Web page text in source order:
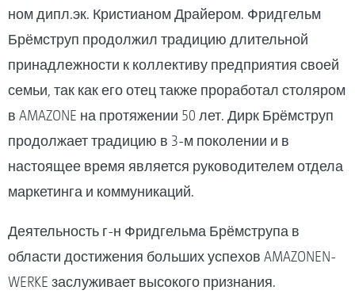
ном дипл.эк. Кристианом Драйером. Фридгельм
Брёмструп продолжил традицию длительной
принадлежности к коллективу предприятия своей
семьи, так как его отец также проработал столяром
в AMAZONE на протяжении 50 лет. Дирк Брёмструп
продолжает традицию в 3-м поколении и в
настоящее время является руководителем отдела
маркетинга и коммуникаций.
Деятельность г-н Фридгельма Брёмструпа в
области достижения больших успехов AMAZONEN-
WERKE заслуживает высокого признания.